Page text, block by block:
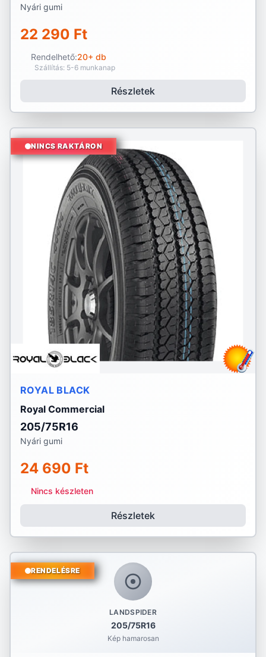
Nyári gumi
22 290 Ft
Rendelhető:20+ db
Szállítás: 5-6 munkanap
Részletek
NINCS RAKTÁRON
ROYAL BLACK
Royal Commercial
205/75R16
Nyári gumi
24 690 Ft
Nincs készleten
Részletek
LANDSPIDER
205/75R16
Kép hamarosan
RENDELÉSRE